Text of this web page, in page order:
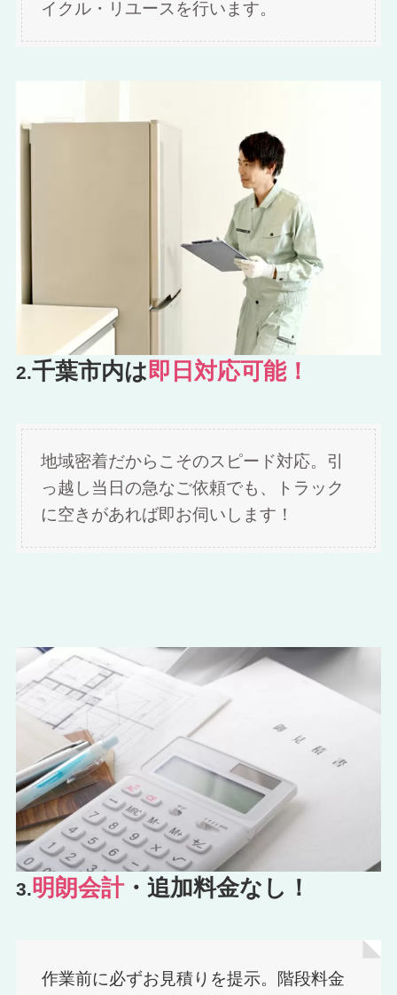
イクル・リユースを行います。
2.千葉市内は即日対応可能！
地域密着だからこそのスピード対応。引
っ越し当日の急なご依頼でも、トラック
に空きがあれば即お伺いします！
3.明朗会計・追加料金なし！
作業前に必ずお見積りを提示。階段料金